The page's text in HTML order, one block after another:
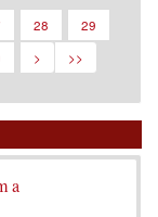
28
29
> >>
a